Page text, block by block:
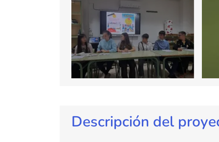
Descripción del